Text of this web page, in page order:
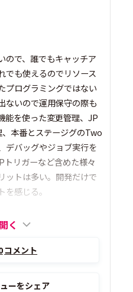
ので、誰でもキャッチア
でも使えるのでリソース
プログラミングではない
ないので運用保守の際も
能を使った変更管理、JP
本番とステージグのTwo
バッグやジョブ実行を
リガーなど含めた様々
ットは多い。開発だけで
感じる。
く
コメント
ーをシェア